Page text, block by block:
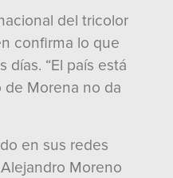
del tricolor
confirma lo que
días. “El país está
de Morena no da
en sus redes
Moreno